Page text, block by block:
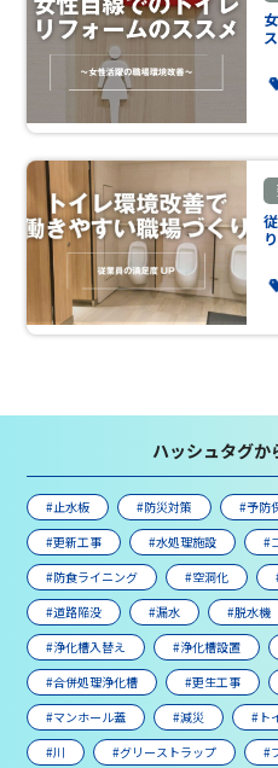
ハッシュタグか
#止水板 #防災対策 #予防
#更新工事
#水処理施設
#
#防食ライニング
#空洞化
#道路陥没
#漏水 #脱水機
#浄化槽入替え
#浄化槽設置
#合併処理浄化槽
#更生工事
#マンホール蓋
#減災 #ト
#川
#グリーストラップ #